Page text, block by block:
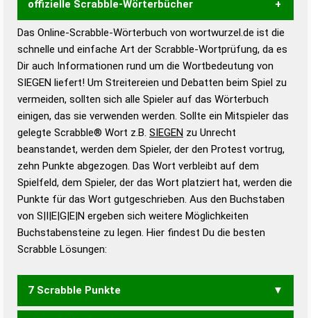
offizielle Scrabble-Wörterbücher
Wortwurzel liefert mit Hilfe eines semantischen
Wortanalyse-Algorithmus gute Anhaltspunkte zu
Wortbedeutung, Worttrennung und Wortform, um die
Gültigkeit eines Wortes für das Scrabble-Spiel zu
bestimmen!
zugelassene Turnier Scrabble-
Wörterbücher sind:
Duden – Standardwerk in 12 Bänden
Duden – Richtiges und gutes
Deutsch
Duden – Die deutsche Grammatik
Duden – Deutsches
Das Online-Scrabble-Wörterbuch von wortwurzel.de ist die
schnelle und einfache Art der Scrabble-Wortprüfung, da es
Dir auch Informationen rund um die Wortbedeutung von
SIEGEN liefert! Um Streitereien und Debatten beim Spiel zu
vermeiden, sollten sich alle Spieler auf das Wörterbuch
einigen, das sie verwenden werden. Sollte ein Mitspieler das
gelegte Scrabble® Wort z.B. SIEGEN zu Unrecht
beanstandet, werden dem Spieler, der den Protest vortrug,
zehn Punkte abgezogen. Das Wort verbleibt auf dem
Spielfeld, dem Spieler, der das Wort platziert hat, werden die
Punkte für das Wort gutgeschrieben. Aus den Buchstaben
von S|I|E|G|E|N ergeben sich weitere Möglichkeiten
Buchstabensteine zu legen. Hier findest Du die besten
Scrabble Lösungen:
7 Scrabble Punkte